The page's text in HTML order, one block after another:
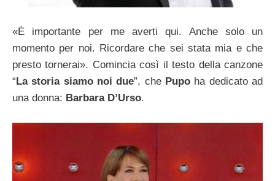
«È importante per me averti qui. Anche solo un
momento per noi. Ricordare che sei stata mia e che
presto tornerai». Comincia così il testo della canzone
“La storia siamo noi due”, che Pupo ha dedicato ad
una donna: Barbara D’Urso.